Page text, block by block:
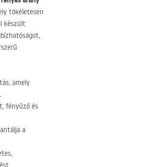
tökéletesen
készült
amely
fényűző és
a